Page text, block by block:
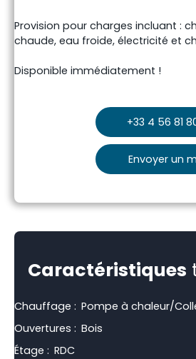
Provision pour charges incluant :
chaude, eau froide, électricité et
Disponible immédiatement !
+33 4 56 81
Envoyer un
Caractéristiques
Chauffage : Pompe à chaleur/
Ouvertures : Bois
Étage : RDC